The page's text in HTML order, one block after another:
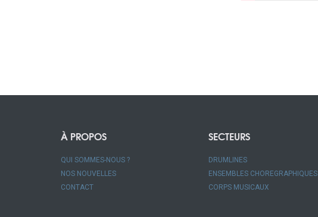
À PROPOS
QUI SOMMES-NOUS ?
NOS NOUVELLES
CONTACT
SECTEURS
DRUMLINES
ENSEMBLES CHOREGRAPHIQUES
CORPS MUSICAUX